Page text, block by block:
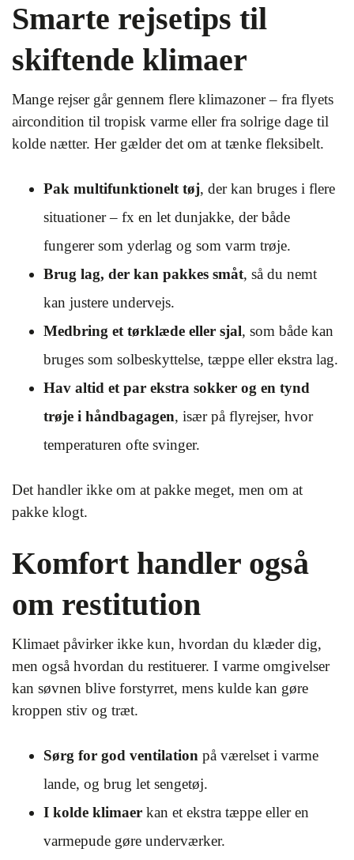
Smarte rejsetips til
skiftende klimaer
Mange rejser går gennem flere klimazoner – fra flyets
aircondition til tropisk varme eller fra solrige dage til
kolde nætter. Her gælder det om at tænke fleksibelt.
Pak multifunktionelt tøj, der kan bruges i flere
situationer – fx en let dunjakke, der både
fungerer som yderlag og som varm trøje.
Brug lag, der kan pakkes småt, så du nemt
kan justere undervejs.
Medbring et tørklæde eller sjal, som både kan
bruges som solbeskyttelse, tæppe eller ekstra lag.
Hav altid et par ekstra sokker og en tynd
trøje i håndbagagen, især på flyrejser, hvor
temperaturen ofte svinger.
Det handler ikke om at pakke meget, men om at
pakke klogt.
Komfort handler også
om restitution
Klimaet påvirker ikke kun, hvordan du klæder dig,
men også hvordan du restituerer. I varme omgivelser
kan søvnen blive forstyrret, mens kulde kan gøre
kroppen stiv og træt.
Sørg for god ventilation på værelset i varme
lande, og brug let sengetøj.
I kolde klimaer kan et ekstra tæppe eller en
varmepude gøre underværker.